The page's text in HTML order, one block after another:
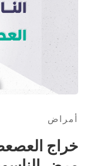
أمراض
خراج